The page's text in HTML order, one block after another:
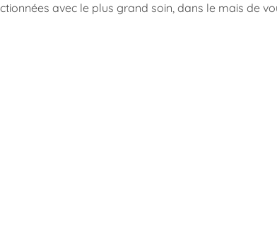
avec le plus grand soin, dans le mais de